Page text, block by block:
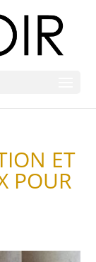
ET
POUR